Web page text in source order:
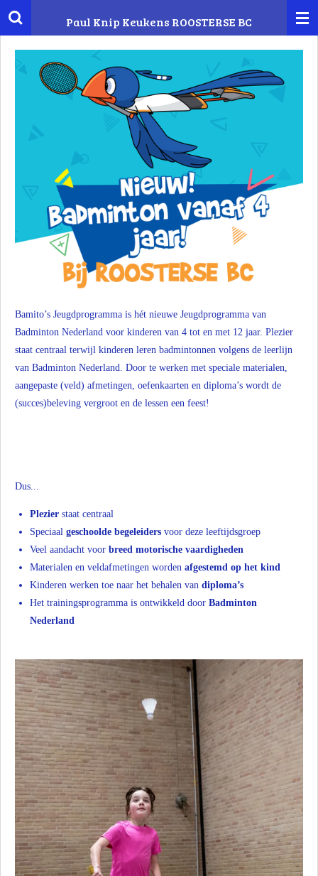
Ga
naar
hoofdinhoud
Paul Knip Keukens ROOSTERSE BC
Bamito’s Jeugdprogramma is hét nieuwe Jeugdprogramma van
Badminton Nederland voor kinderen van 4 tot en met 12 jaar. Plezier
staat centraal terwijl kinderen leren badmintonnen volgens de leerlijn
van Badminton Nederland. Door te werken met speciale materialen,
aangepaste (veld) afmetingen, oefenkaarten en diploma’s wordt de
(succes)beleving vergroot en de lessen een feest!
Dus...
Plezier staat centraal
Speciaal geschoolde begeleiders voor deze leeftijdsgroep
Veel aandacht voor breed motorische vaardigheden
Materialen en veldafmetingen worden afgestemd op het kind
Kinderen werken toe naar het behalen van diploma’s
Het trainingsprogramma is ontwikkeld door Badminton
Nederland